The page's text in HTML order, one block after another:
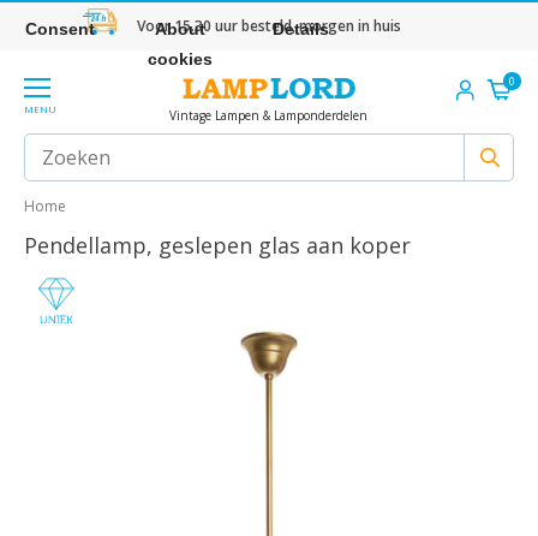
Voor 15.30 uur besteld, morgen in huis
MENU Vintage Lampen & Lamponderdelen
0
Home
Pendellamp, geslepen glas aan koper
Consent
About
cookies
Details